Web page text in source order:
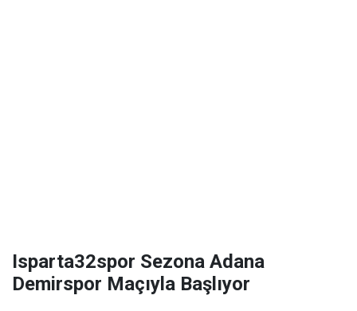
Isparta32spor Sezona Adana
Demirspor Maçıyla Başlıyor